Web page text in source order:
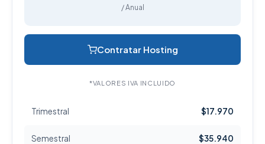
/ Anual
Contratar Hosting
*VALORES IVA INCLUIDO
Trimestral $17.970
Semestral $35.940